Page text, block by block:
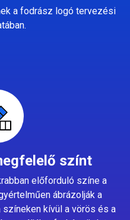
a fodrász logó tervezési
színt
előforduló színe a
ábrázolják a
kívül a vörös és a